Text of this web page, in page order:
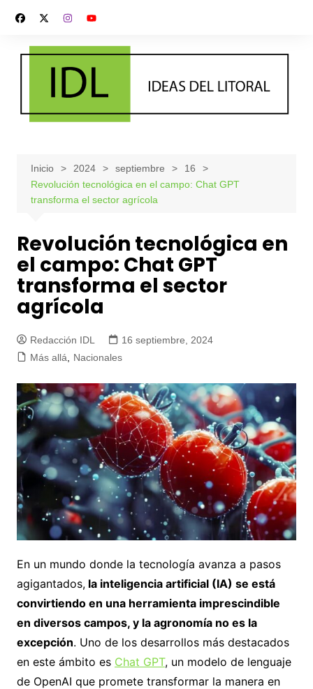
contenido
Inicio 2024 septiembre
16
Revolución tecnológica en el campo: Chat GPT
transforma el sector agrícola
Revolución tecnológica en
el campo: Chat GPT
transforma el sector
agrícola
Redacción IDL
16 septiembre, 2024
Más allá, Nacionales
En un mundo donde la tecnología avanza a pasos
agigantados,la inteligencia artificial (IA) se está
convirtiendo en una herramienta imprescindible
en diversos campos, y la agronomía no es la
excepción. Uno de los desarrollos más destacados
en este ámbito es Chat GPT, un modelo de lenguaje
de OpenAI que promete transformar la manera en